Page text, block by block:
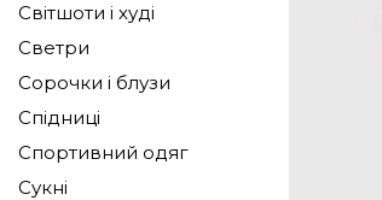
Світшоти і худі
Светри
Сорочки і блузи
Спідниці
Спортивний одяг
Сукні